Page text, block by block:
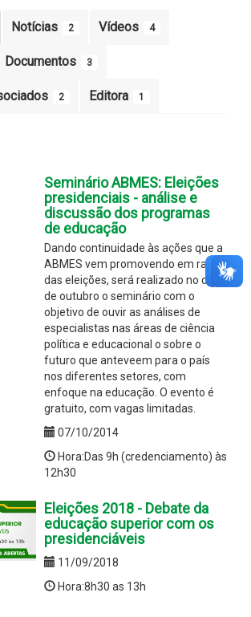
Notícias 2 Vídeos 4
Documentos 3
2 Editora 1
Seminário ABMES: Eleições
presidenciais - análise e
discussão dos programas
de educação
Dando continuidade às ações que a
ABMES vem promovendo em razão
das eleições, será realizado no dia 7
de outubro o seminário com o
objetivo de ouvir as análises de
especialistas nas áreas de ciência
política e educacional o sobre o
futuro que anteveem para o país
nos diferentes setores, com
enfoque na educação. O evento é
gratuito, com vagas limitadas.
07/10/2014
Hora:Das 9h (credenciamento) às
12h30
Eleições 2018 - Debate da
educação superior com os
presidenciáveis
11/09/2018
Hora:8h30 as 13h